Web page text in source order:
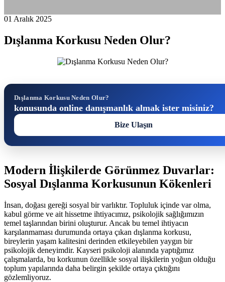
01 Aralık 2025
Dışlanma Korkusu Neden Olur?
Dışlanma Korkusu Neden Olur?
konusunda online danışmanlık almak ister misiniz?
Bize Ulaşın
Modern İlişkilerde Görünmez Duvarlar:
Sosyal Dışlanma Korkusunun Kökenleri
İnsan, doğası gereği sosyal bir varlıktır. Topluluk içinde var olma,
kabul görme ve ait hissetme ihtiyacımız, psikolojik sağlığımızın
temel taşlarından birini oluşturur. Ancak bu temel ihtiyacın
karşılanmaması durumunda ortaya çıkan dışlanma korkusu,
bireylerin yaşam kalitesini derinden etkileyebilen yaygın bir
psikolojik deneyimdir. Kayseri psikoloji alanında yaptığımız
çalışmalarda, bu korkunun özellikle sosyal ilişkilerin yoğun olduğu
toplum yapılarında daha belirgin şekilde ortaya çıktığını
gözlemliyoruz.